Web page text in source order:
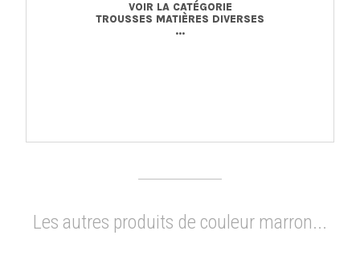
VOIR LA CATÉGORIE
TROUSSES MATIÈRES DIVERSES
...
Les autres produits de couleur marron...